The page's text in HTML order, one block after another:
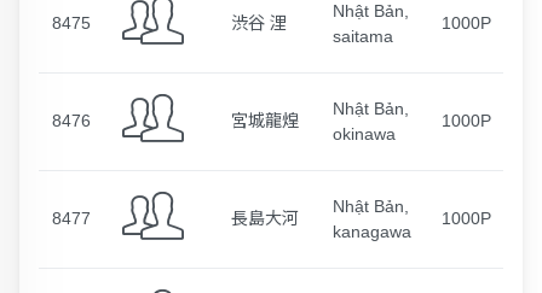
8475 渋谷 浬
Nhật Bản,
saitama
1000P
8476 宮城龍煌
Nhật Bản,
okinawa
1000P
8477 長島大河
Nhật Bản,
kanagawa
1000P